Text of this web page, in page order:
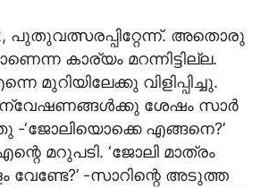
പുതുവത്സരപ്പിറ്റേന്ന്. അതൊരു
കാര്യം മറന്നിട്ടില്ല.
മുറിയിലേക്കു വിളിപ്പിച്ചു.
ശേഷം സാര്‍
-‘ജോലിയൊക്കെ എങ്ങനെ?’
മറുപടി. ‘ജോലി മാത്രം
വേണ്ടേ?’ -സാറിന്റെ അടുത്ത